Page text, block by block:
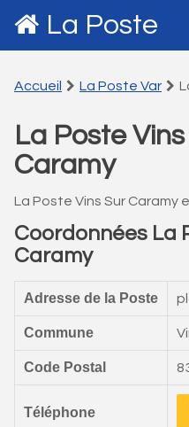
La Poste
Accueil La Poste Var
La Poste
Caramy
La Poste Vins Sur
Coordonnées La
Caramy
Adresse de la Poste
Commune
Code Postal
Téléphone